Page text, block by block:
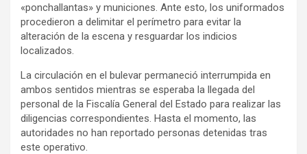
«ponchallantas» y municiones. Ante esto, los uniformados
procedieron a delimitar el perímetro para evitar la
alteración de la escena y resguardar los indicios
localizados.
La circulación en el bulevar permaneció interrumpida en
ambos sentidos mientras se esperaba la llegada del
personal de la Fiscalía General del Estado para realizar las
diligencias correspondientes. Hasta el momento, las
autoridades no han reportado personas detenidas tras
este operativo.